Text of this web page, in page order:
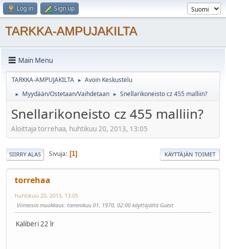
Log in Sign up
TARKKA-AMPUJAKILTA
Main Menu
TARKKA-AMPUJAKILTA ► Avoin Keskustelu
► Myydään/Ostetaan/Vaihdetaan ► Snellarikoneisto cz 455 malliin?
Snellarikoneisto cz 455 malliin?
Aloittaja torrehaa, huhtikuu 20, 2013, 13:05
SIIRRY ALAS Sivuja 1 KÄYTTÄJÄN TOIMET
torrehaa
huhtikuu 20, 2013, 13:05
Viimeisin muokkaus: tammikuu 01, 1970, 02:00 käyttäjältä Guest
Kaliberi 22 lr